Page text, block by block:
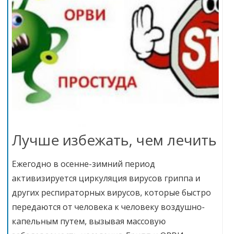
Лучше избежать, чем лечить
Ежегодно в осенне-зимний период
активизируется циркуляция вирусов гриппа и
других респираторных вирусов, которые быстро
передаются от человека к человеку воздушно-
капельным путем, вызывая массовую